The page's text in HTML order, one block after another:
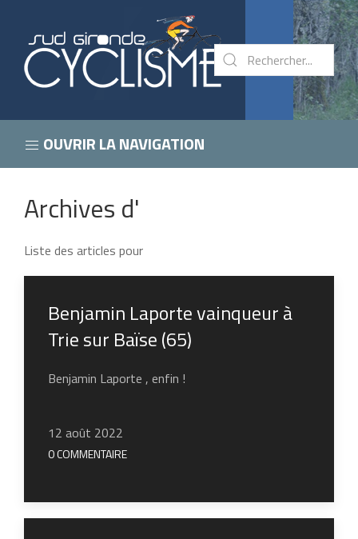
OUVRIR LA NAVIGATION
Archives d'
Liste des articles pour
Benjamin Laporte vainqueur à
Trie sur Baïse (65)
Benjamin Laporte , enfin !
12 août 2022
0 COMMENTAIRE